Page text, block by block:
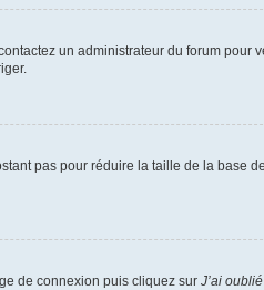
un administrateur du forum pour
pas pour réduire la taille de la base
de connexion puis cliquez sur J’ai